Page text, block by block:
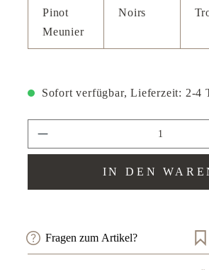
Pinot
Meunier
Noirs
Sofort verfügbar, Lieferzeit: 2-4
Produkt Anzahl: Gib
IN DEN
Fragen zum Artikel?